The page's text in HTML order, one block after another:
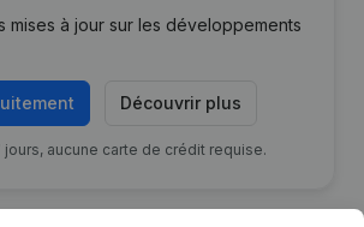
mises à jour sur les développements
Découvrir plus
jours, aucune carte de crédit requise.